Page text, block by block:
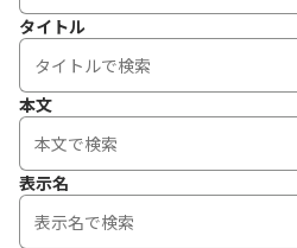
タイトル
本文
表示名